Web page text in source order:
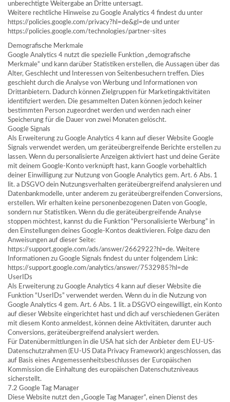
unberechtigte Weitergabe an Dritte untersagt.
Weitere rechtliche Hinweise zu Google Analytics 4 findest du unter
https://policies.google.com/privacy?hl=de&gl=de und unter
https://policies.google.com/technologies/partner-sites
Demografische Merkmale
Google Analytics 4 nutzt die spezielle Funktion „demografische
Merkmale“ und kann darüber Statistiken erstellen, die Aussagen über das
Alter, Geschlecht und Interessen von Seitenbesuchern treffen. Dies
geschieht durch die Analyse von Werbung und Informationen von
Drittanbietern. Dadurch können Zielgruppen für Marketingaktivitäten
identifiziert werden. Die gesammelten Daten können jedoch keiner
bestimmten Person zugeordnet werden und werden nach einer
Speicherung für die Dauer von zwei Monaten gelöscht.
Google Signals
Als Erweiterung zu Google Analytics 4 kann auf dieser Website Google
Signals verwendet werden, um geräteübergreifende Berichte erstellen zu
lassen. Wenn du personalisierte Anzeigen aktiviert hast und deine Geräte
mit deinem Google-Konto verknüpft hast, kann Google vorbehaltlich
deiner Einwilligung zur Nutzung von Google Analytics gem. Art. 6 Abs. 1
lit. a DSGVO dein Nutzungsverhalten geräteübergreifend analysieren und
Datenbankmodelle, unter anderem zu geräteübergreifenden Conversions,
erstellen. Wir erhalten keine personenbezogenen Daten von Google,
sondern nur Statistiken. Wenn du die geräteübergreifende Analyse
stoppen möchtest, kannst du die Funktion “Personalisierte Werbung” in
den Einstellungen deines Google-Kontos deaktivieren. Folge dazu den
Anweisungen auf dieser Seite:
https://support.google.com/ads/answer/2662922?hl=de. Weitere
Informationen zu Google Signals findest du unter folgendem Link:
https://support.google.com/analytics/answer/7532985?hl=de
UserIDs
Als Erweiterung zu Google Analytics 4 kann auf dieser Website die
Funktion “UserIDs” verwendet werden. Wenn du in die Nutzung von
Google Analytics 4 gem. Art. 6 Abs. 1 lit. a DSGVO eingewilligt, ein Konto
auf dieser Website eingerichtet hast und dich auf verschiedenen Geräten
mit diesem Konto anmeldest, können deine Aktivitäten, darunter auch
Conversions, geräteübergreifend analysiert werden.
Für Datenübermittlungen in die USA hat sich der Anbieter dem EU-US-
Datenschutzrahmen (EU-US Data Privacy Framework) angeschlossen, das
auf Basis eines Angemessenheitsbeschlusses der Europäischen
Kommission die Einhaltung des europäischen Datenschutzniveaus
sicherstellt.
7.2 Google Tag Manager
Diese Website nutzt den „Google Tag Manager“, einen Dienst des